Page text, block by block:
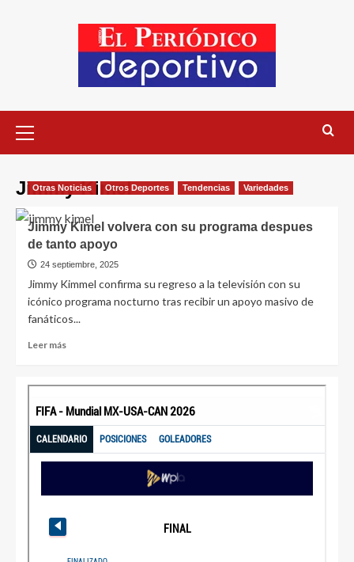
Jimmy Kimel
Otras Noticias Otros Deportes Tendencias Variedades
Jimmy Kimel volvera con su programa despues
de tanto apoyo
24 septiembre, 2025
Jimmy Kimmel confirma su regreso a la televisión con su
icónico programa nocturno tras recibir un apoyo masivo de
fanáticos...
Leer más